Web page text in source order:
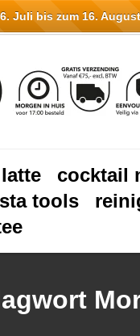
cocktail
tools
Juli bis zum 16.